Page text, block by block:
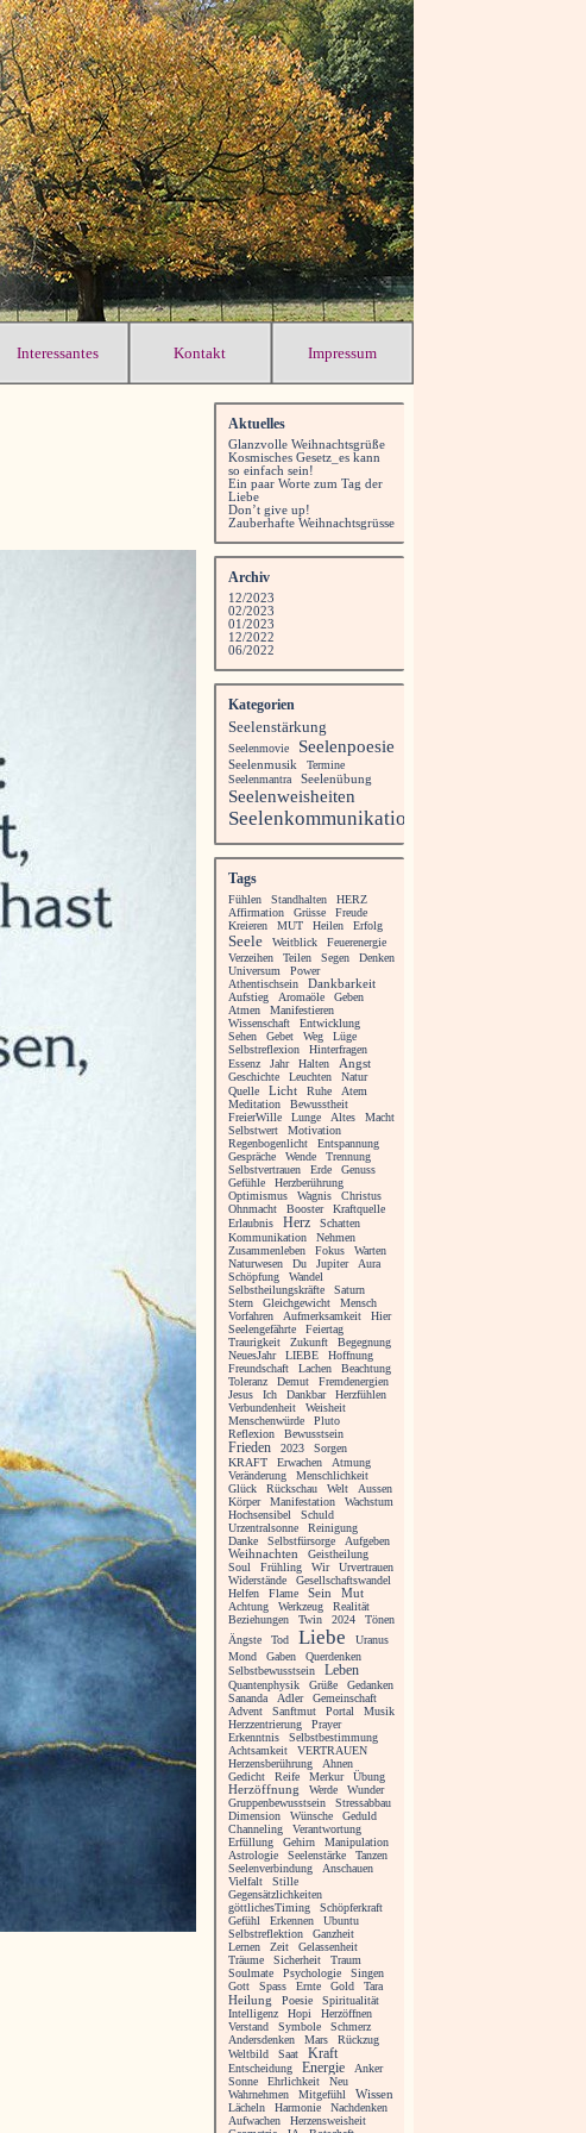
Interessantes Kontakt Impressum
Aktuelles
Glanzvolle Weihnachtsgrüße
Kosmisches Gesetz_es kann
so einfach sein!
Ein paar Worte zum Tag der
Liebe
Don’t give up!
Zauberhafte Weihnachtsgrüsse
Archiv
12/2023
02/2023
01/2023
12/2022
06/2022
Kategorien
Seelenstärkung
Seelenmovie Seelenpoesie
Seelenmusik
Termine
Seelenmantra
Seelenübung
Seelenweisheiten
Seelenkommunikation
Tags
Fühlen Standhalten
HERZ
Affirmation
Grüsse
Freude
Kreieren
MUT Heilen Erfolg
Seele Weitblick
Feuerenergie
Verzeihen
Teilen Segen
Denken
Universum
Power
Athentischsein
Dankbarkeit
Aufstieg
Aromaöle
Geben
Atmen
Manifestieren
Wissenschaft
Entwicklung
Sehen
Gebet Weg
Lüge
Selbstreflexion
Hinterfragen
Essenz
Jahr Halten Angst
Geschichte Leuchten
Natur
Quelle
Licht Ruhe
Atem
Meditation
Bewusstheit
FreierWille
Lunge Altes
Macht
Selbstwert
Motivation
Regenbogenlicht
Entspannung
Gespräche
Wende
Trennung
Selbstvertrauen
Erde
Genuss
Gefühle
Herzberührung
Optimismus
Wagnis
Christus
Ohnmacht
Booster
Kraftquelle
Erlaubnis
Herz
Schatten
Kommunikation
Nehmen
Zusammenleben
Fokus
Warten
Naturwesen
Du Jupiter
Aura
Schöpfung
Wandel
Selbstheilungskräfte
Saturn
Stern
Gleichgewicht
Mensch
Vorfahren
Aufmerksamkeit
Hier
Seelengefährte
Feiertag
Traurigkeit
Zukunft
Begegnung
NeuesJahr
LIEBE
Hoffnung
Freundschaft
Lachen
Beachtung
Toleranz
Demut
Fremdenergien
Jesus
Ich Dankbar
Herzfühlen
Verbundenheit
Weisheit
Menschenwürde
Pluto
Reflexion
Bewusstsein
Frieden 2023
Sorgen
KRAFT
Erwachen
Atmung
Veränderung
Menschlichkeit
Glück
Rückschau Welt
Aussen
Körper
Manifestation
Wachstum
Hochsensibel
Schuld
Urzentralsonne
Reinigung
Danke
Selbstfürsorge
Aufgeben
Weihnachten
Geistheilung
Soul
Frühling Wir
Urvertrauen
Widerstände
Gesellschaftswandel
Helfen
Flame Sein
Mut
Achtung
Werkzeug
Realität
Beziehungen
Twin 2024
Tönen
Ängste
Tod Liebe
Uranus
Mond
Gaben
Querdenken
Selbstbewusstsein
Leben
Quantenphysik Grüße
Gedanken
Sananda
Adler
Gemeinschaft
Advent
Sanftmut Portal
Musik
Herzzentrierung
Prayer
Erkenntnis
Selbstbestimmung
Achtsamkeit
VERTRAUEN
Herzensberührung
Ahnen
Gedicht
Reife Merkur
Übung
Herzöffnung
Werde
Wunder
Gruppenbewusstsein
Stressabbau
Dimension
Wünsche
Geduld
Channeling
Verantwortung
Erfüllung
Gehirn
Manipulation
Astrologie
Seelenstärke
Tanzen
Seelenverbindung
Anschauen
Vielfalt
Stille
Gegensätzlichkeiten
göttlichesTiming
Schöpferkraft
Gefühl
Erkennen
Ubuntu
Selbstreflektion
Ganzheit
Lernen
Zeit
Gelassenheit
Träume
Sicherheit
Traum
Soulmate
Psychologie
Singen
Gott
Spass Ernte Gold Tara
Heilung Poesie
Spiritualität
Intelligenz
Hopi
Herzöffnen
Verstand
Symbole
Schmerz
Andersdenken
Mars
Rückzug
Weltbild
Saat Kraft
Entscheidung Energie
Anker
Sonne
Ehrlichkeit
Neu
Wahrnehmen
Mitgefühl
Wissen
Lächeln
Harmonie
Nachdenken
Aufwachen
Herzensweisheit